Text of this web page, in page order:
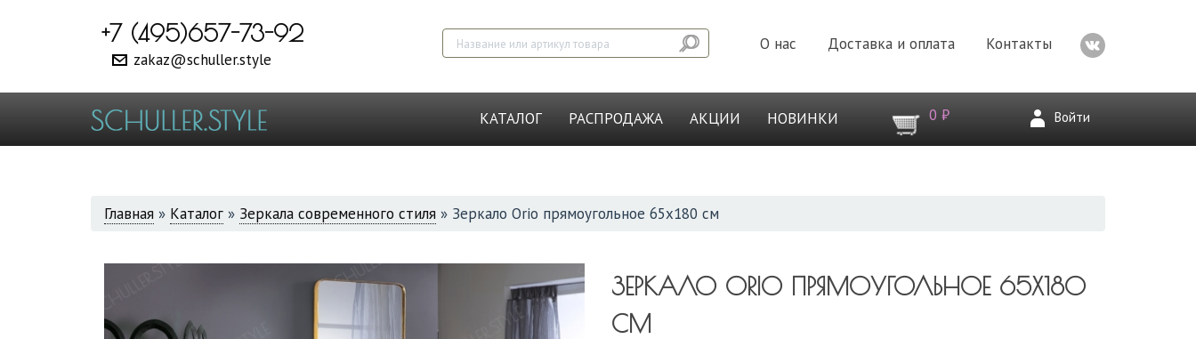
+7 (495)657-73-92
zakaz@schuller.style
О нас Доставка и оплата Контакты
КАТАЛОГ РАСПРОДАЖА АКЦИИ НОВИНКИ 0 ₽ Войти
ВЫ
Главная » Каталог » Зеркала современного стиля » Зеркало Orio прямоугольное 65х180 см
ЗЕРКАЛО ORIO ПРЯМОУГОЛЬНОЕ 65Х180
СМ